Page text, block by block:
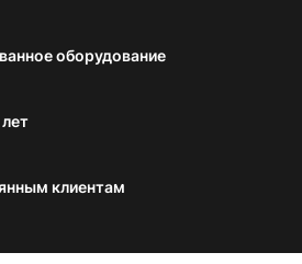
оборудование
клиентам